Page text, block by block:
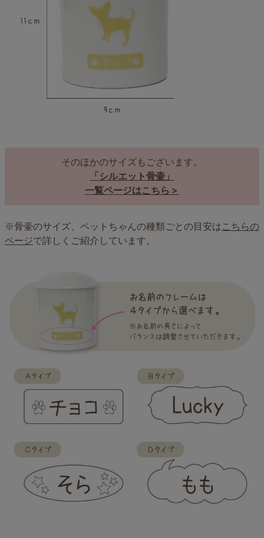
そのほかのサイズもございます。
「シルエット骨壷」
一覧ページはこちら＞
※骨壷のサイズ、ペットちゃんの種類ごとの目安はこちらの
ページで詳しくご紹介しています。